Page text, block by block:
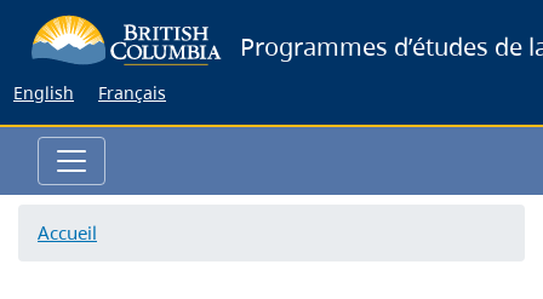
to
Programmes d’études de
English Français
Accueil